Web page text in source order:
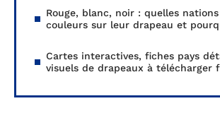
Rouge, blanc, noir : quelles
couleurs sur leur drapeau et
Cartes interactives, fiches pays
visuels de drapeaux à télécharger